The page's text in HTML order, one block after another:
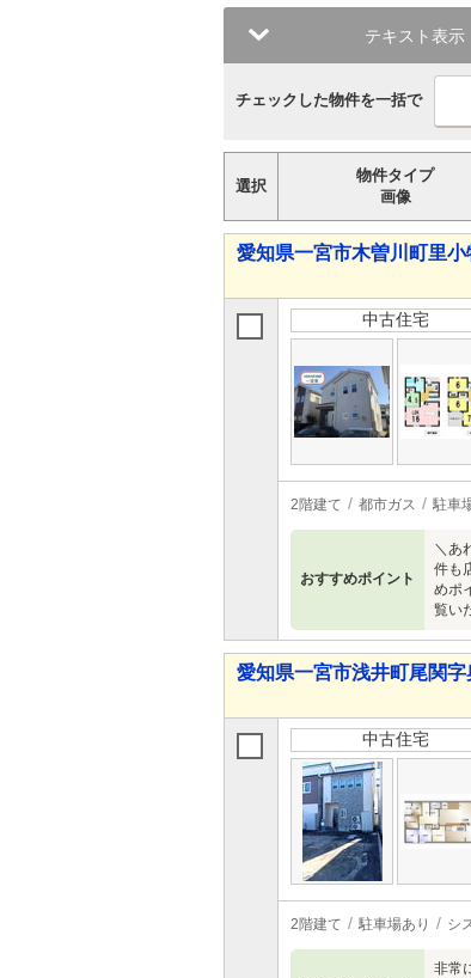
テキスト表示
チェックした物件を一括で
選択
物件タイプ
画像
愛知県一宮市木曽川町里
中古住宅
2階建て 都市ガス 駐車
おすすめポイント
＼あ
件も
めポ
覧い
愛知県一宮市浅井町尾関
中古住宅
2階建て 駐車場あり シ
非常